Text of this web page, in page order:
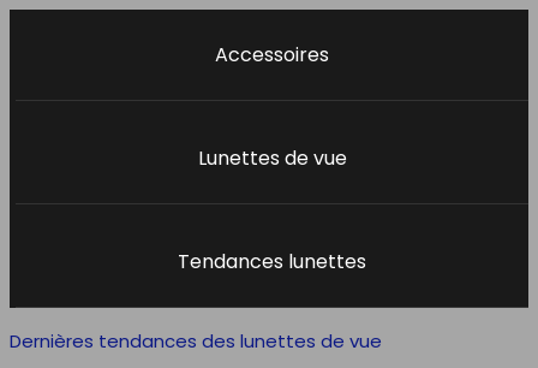
Accessoires
Lunettes de vue
Tendances lunettes
Dernières tendances des lunettes de vue